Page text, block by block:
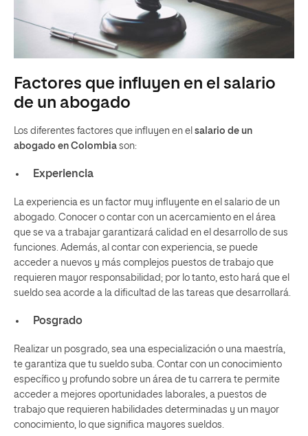
Factores que influyen en el salario
de un abogado
Los diferentes factores que influyen en el salario de un
abogado en Colombia son:
Experiencia
La experiencia es un factor muy influyente en el salario de un
abogado. Conocer o contar con un acercamiento en el área
que se va a trabajar garantizará calidad en el desarrollo de sus
funciones. Además, al contar con experiencia, se puede
acceder a nuevos y más complejos puestos de trabajo que
requieren mayor responsabilidad; por lo tanto, esto hará que el
sueldo sea acorde a la dificultad de las tareas que desarrollará.
Posgrado
Realizar un posgrado, sea una especialización o una maestría,
te garantiza que tu sueldo suba. Contar con un conocimiento
específico y profundo sobre un área de tu carrera te permite
acceder a mejores oportunidades laborales, a puestos de
trabajo que requieren habilidades determinadas y un mayor
conocimiento, lo que significa mayores sueldos.